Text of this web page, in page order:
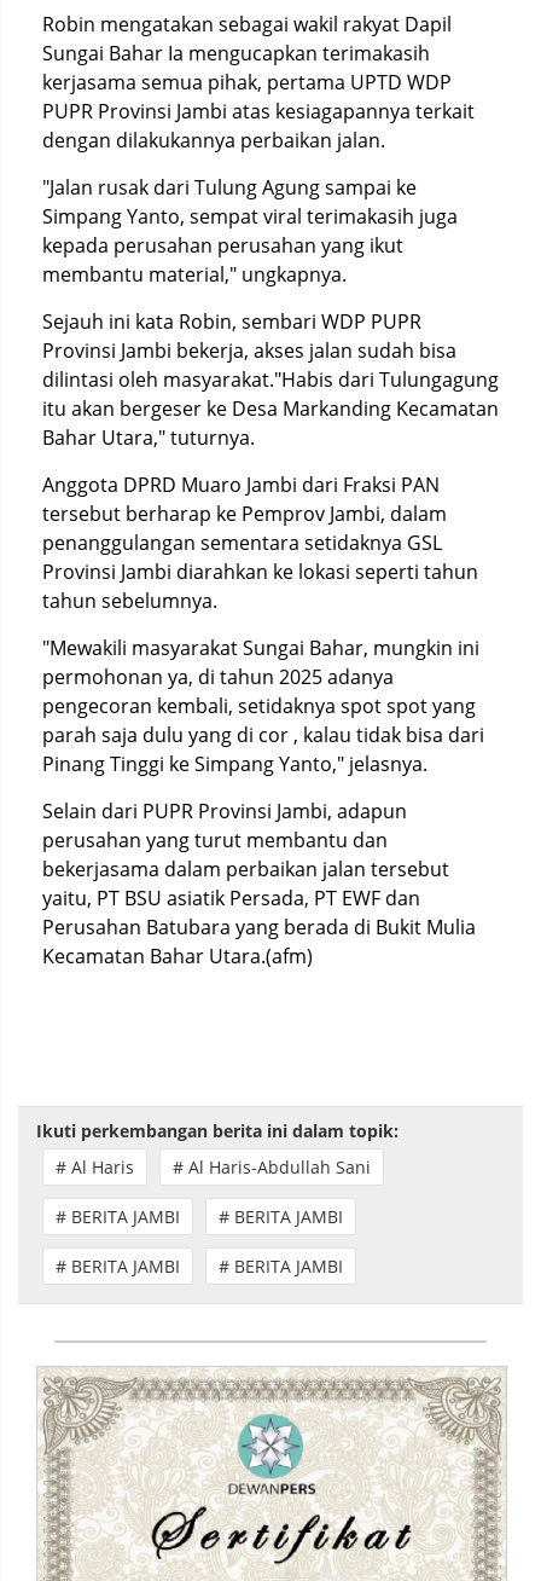
Robin mengatakan sebagai wakil rakyat Dapil
Sungai Bahar Ia mengucapkan terimakasih
kerjasama semua pihak, pertama UPTD WDP
PUPR Provinsi Jambi atas kesiagapannya terkait
dengan dilakukannya perbaikan jalan.
"Jalan rusak dari Tulung Agung sampai ke
Simpang Yanto, sempat viral terimakasih juga
kepada perusahan perusahan yang ikut
membantu material," ungkapnya.
Sejauh ini kata Robin, sembari WDP PUPR
Provinsi Jambi bekerja, akses jalan sudah bisa
dilintasi oleh masyarakat."Habis dari Tulungagung
itu akan bergeser ke Desa Markanding Kecamatan
Bahar Utara," tuturnya.
Anggota DPRD Muaro Jambi dari Fraksi PAN
tersebut berharap ke Pemprov Jambi, dalam
penanggulangan sementara setidaknya GSL
Provinsi Jambi diarahkan ke lokasi seperti tahun
tahun sebelumnya.
"Mewakili masyarakat Sungai Bahar, mungkin ini
permohonan ya, di tahun 2025 adanya
pengecoran kembali, setidaknya spot spot yang
parah saja dulu yang di cor , kalau tidak bisa dari
Pinang Tinggi ke Simpang Yanto," jelasnya.
Selain dari PUPR Provinsi Jambi, adapun
perusahan yang turut membantu dan
bekerjasama dalam perbaikan jalan tersebut
yaitu, PT BSU asiatik Persada, PT EWF dan
Perusahan Batubara yang berada di Bukit Mulia
Kecamatan Bahar Utara.(afm)
Ikuti perkembangan berita ini dalam topik:
# Al Haris
# Al Haris-Abdullah Sani
# BERITA JAMBI # BERITA JAMBI
# BERITA JAMBI # BERITA JAMBI